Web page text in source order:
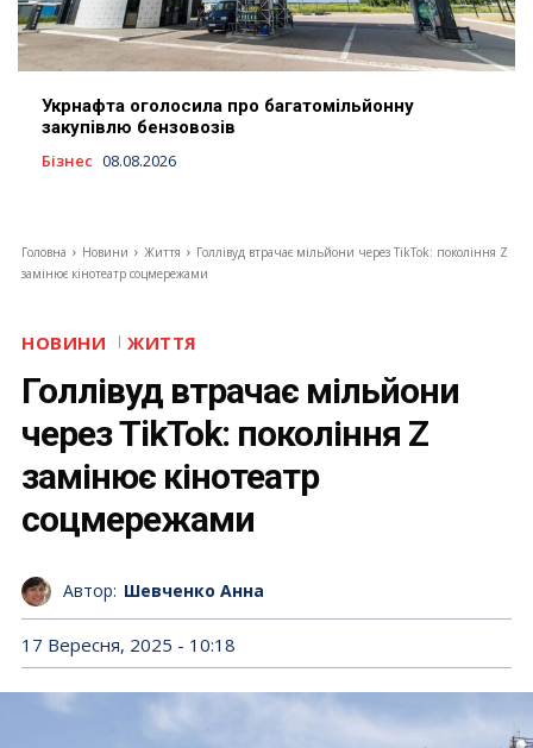
Укрнафта оголосила про багатомільйонну
закупівлю бензовозів
Бізнес 08.08.2026